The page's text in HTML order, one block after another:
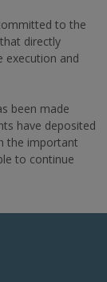
to the
directly
execution and
been made
have deposited
the important
to continue